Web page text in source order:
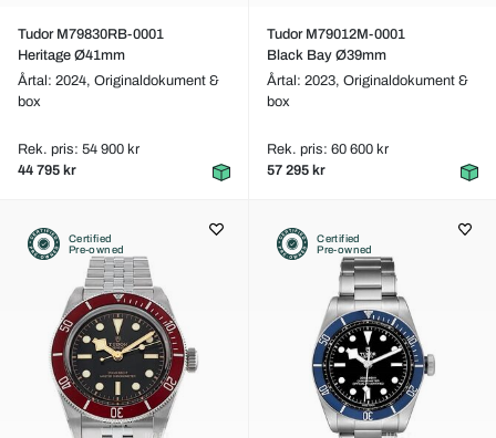
Tudor M79830RB-0001
Heritage Ø41mm
Årtal: 2024, Originaldokument &
box
Rek. pris: 54 900 kr
44 795 kr
Tudor M79012M-0001
Black Bay Ø39mm
Årtal: 2023, Originaldokument &
box
Rek. pris: 60 600 kr
57 295 kr
Certified
Pre-owned
Certified
Pre-owned